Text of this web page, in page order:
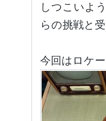
しつこいよ
らの挑戦と
今回はロケ